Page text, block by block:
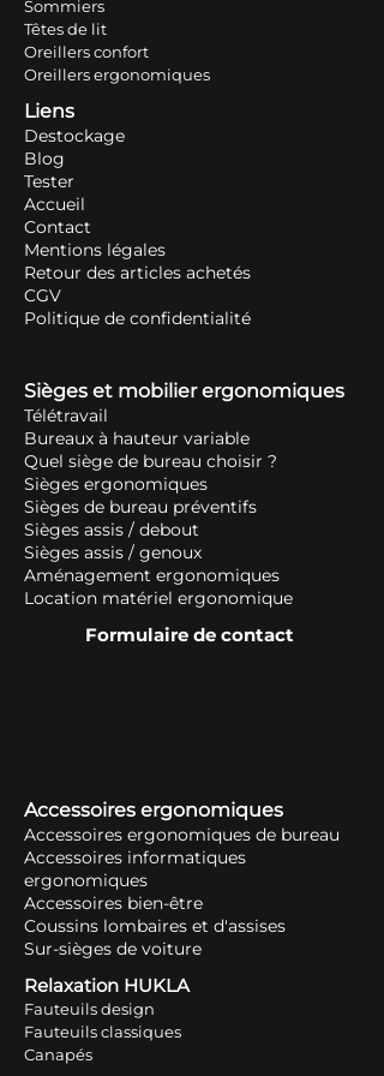
Sommiers
Têtes de lit
Oreillers confort
Oreillers ergonomiques
Liens
Destockage
Blog
Tester
Accueil
Contact
Mentions légales
Retour des articles achetés
CGV
Politique de confidentialité
Sièges et mobilier ergonomiques
Télétravail
Bureaux à hauteur variable
Quel siège de bureau choisir ?
Sièges ergonomiques
Sièges de bureau préventifs
Sièges assis / debout
Sièges assis / genoux
Aménagement ergonomiques
Location matériel ergonomique
Formulaire de contact
Accessoires ergonomiques
Accessoires ergonomiques de bureau
Accessoires informatiques
ergonomiques
Accessoires bien-être
Coussins lombaires et d'assises
Sur-sièges de voiture
Relaxation HUKLA
Fauteuils design
Fauteuils classiques
Canapés